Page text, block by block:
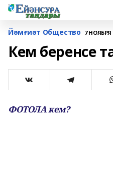
Йәмғиәт Общество 7 НОЯБРЯ
Кем беренсе
ФОТОЛА кем?